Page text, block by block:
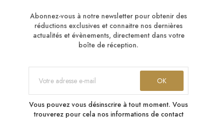
Abonnez-vous à notre newsletter pour obtenir des
réductions exclusives et connaitre nos dernières
actualités et évènements, directement dans votre
boîte de réception.
Vous pouvez vous désinscrire à tout moment. Vous
trouverez pour cela nos informations de contact